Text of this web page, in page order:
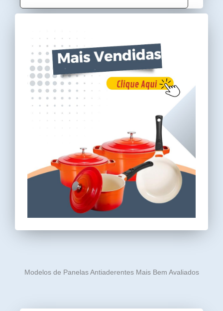
Modelos de Panelas Antiaderentes Mais Bem Avaliados